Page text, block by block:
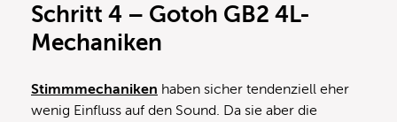
Schritt 4 – Gotoh GB2 4L-
Mechaniken
Stimmmechaniken haben sicher tendenziell eher
wenig Einfluss auf den Sound. Da sie aber die